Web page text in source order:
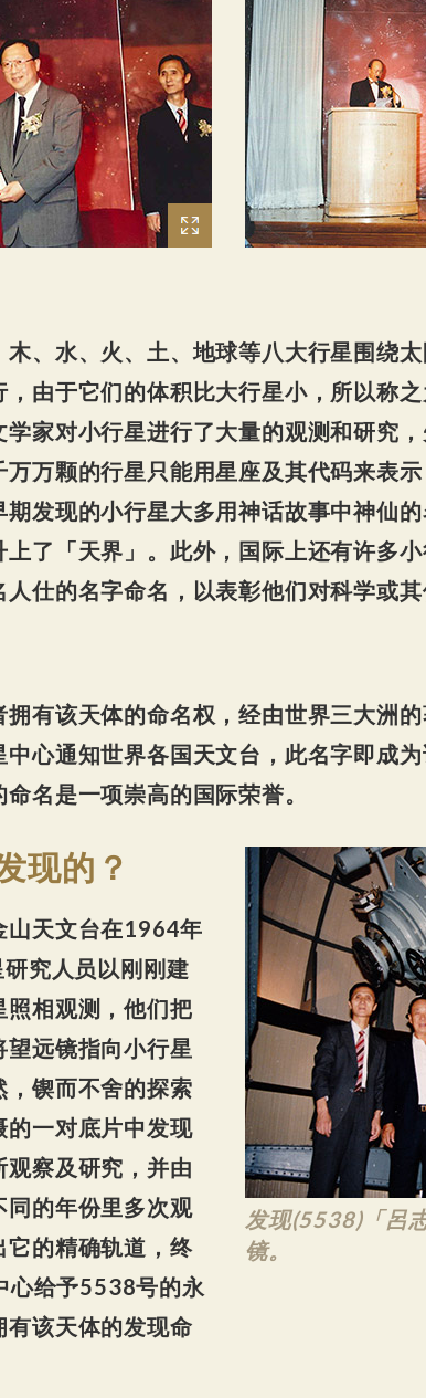
、水、火、土、地球等八大行星围绕
由于它们的体积比大行星小，所以称
家对小行星进行了大量的观测和研究
万颗的行星只能用星座及其代码来表
发现的小行星大多用神话故事中神仙
了「天界」。此外，国际上还有许多
仕的名字命名，以表彰他们对科学或其
有该天体的命名权，经由世界三大洲
心通知世界各国天文台，此名字即成
名是一项崇高的国际荣誉。
现的？
山天文台在1964年
究人员以刚刚建
照相观测，他们把
远镜指向小行星
锲而不舍的探索
的一对底片中发现
察及研究，并由
同的年份里多次观
它的精确轨道，终
心给予5538号的永
有该天体的发现命
发现(5538)「呂
镜。